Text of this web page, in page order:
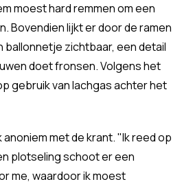
moest hard remmen om een
Bovendien lijkt er door de ramen
ballonnetje zichtbaar, een detail
doet fronsen. Volgens het
gebruik van lachgas achter het
met de krant. "Ik reed op
plotseling schoot er een
me, waardoor ik moest